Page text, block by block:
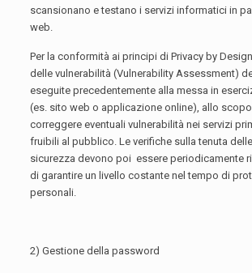
scansionano e testano i servizi informatici in
web.
Per la conformità ai principi di Privacy by
delle vulnerabilità (Vulnerability Assessment)
eseguite precedentemente alla messa in
(es. sito web o applicazione online), allo
correggere eventuali vulnerabilità nei servizi
fruibili al pubblico. Le verifiche sulla tenuta
sicurezza devono poi essere periodicamente
di garantire un livello costante nel tempo di
personali.
2) Gestione della password